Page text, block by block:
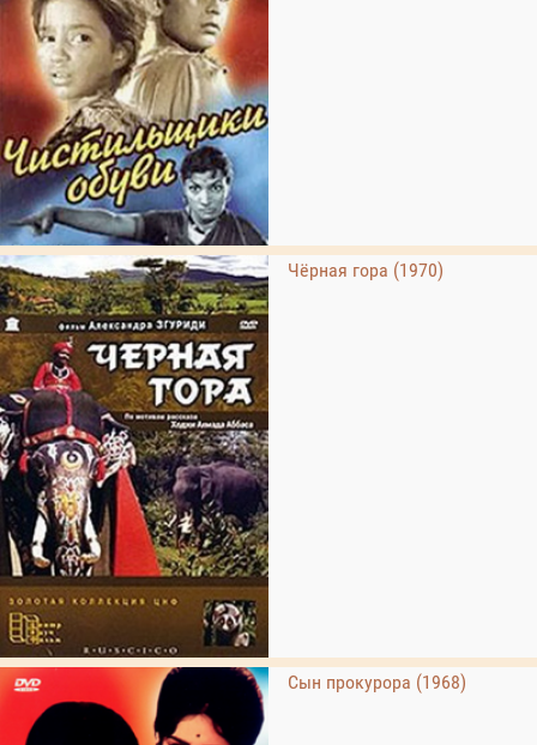
Чёрная гора (1970)
Сын прокурора (1968)